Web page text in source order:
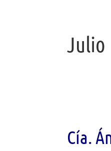
Julio
Cía.